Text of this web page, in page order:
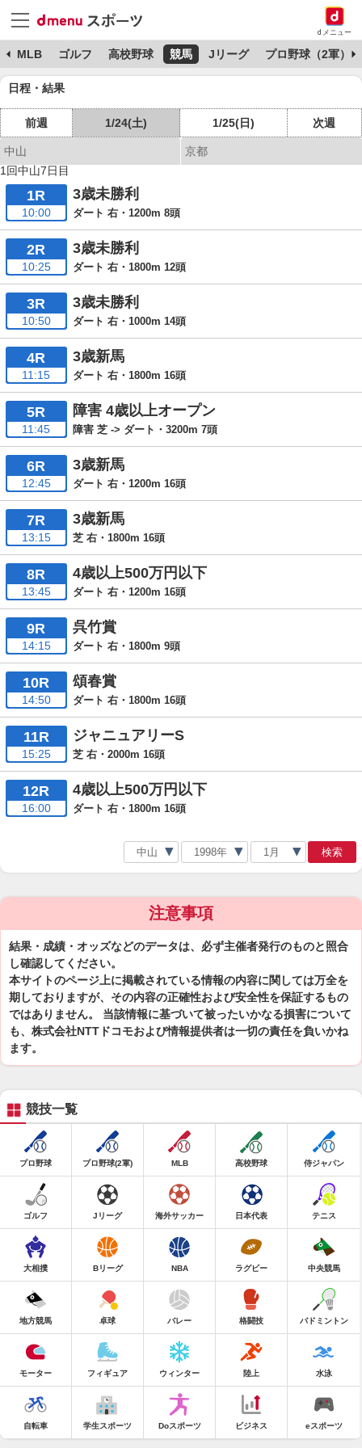
dメニュー
MLB ゴルフ 高校野球 競馬 Jリーグ プロ野球（2軍）
日程・結果
前週 1/24(土) 1/25(日) 次週
中山
京都
1回中山7日目
1R
10:00
3歳未勝利
ダート 右・1200m 8頭
2R
10:25
3歳未勝利
ダート 右・1800m 12頭
3R
10:50
3歳未勝利
ダート 右・1000m 14頭
4R
11:15
3歳新馬
ダート 右・1800m 16頭
5R
11:45
障害 4歳以上オープン
障害 芝 -> ダート・3200m 7頭
6R
12:45
3歳新馬
ダート 右・1200m 16頭
7R
13:15
3歳新馬
芝 右・1800m 16頭
8R
13:45
4歳以上500万円以下
ダート 右・1200m 16頭
9R
14:15
呉竹賞
ダート 右・1800m 9頭
10R
14:50
頌春賞
ダート 右・1800m 16頭
11R
15:25
ジャニュアリーS
芝 右・2000m 16頭
12R
16:00
4歳以上500万円以下
ダート 右・1800m 16頭
検索
注意事項
結果・成績・オッズなどのデータは、必ず主催者発行のものと照合
し確認してください。
本サイトのページ上に掲載されている情報の内容に関しては万全を
期しておりますが、その内容の正確性および安全性を保証するもの
ではありません。 当該情報に基づいて被ったいかなる損害について
も、株式会社NTTドコモおよび情報提供者は一切の責任を負いかね
ます。
競技一覧
プロ野球 プロ野球(2軍) MLB 高校野球 侍ジャパン
ゴルフ Jリーグ 海外サッカー 日本代表 テニス
大相撲 Bリーグ NBA ラグビー 中央競馬
地方競馬 卓球 バレー 格闘技 バドミントン
モーター フィギュア ウィンター 陸上 水泳
自転車 学生スポーツ Doスポーツ ビジネス eスポーツ